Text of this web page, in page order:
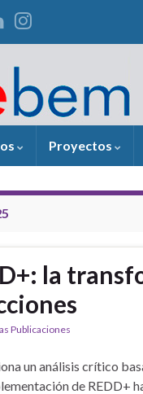
Proyectos
la
Publicaciones
un análisis crítico
de REDD+